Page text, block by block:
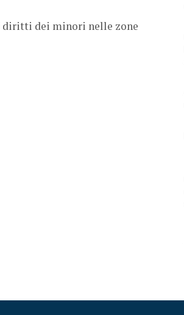
diritti dei minori nelle zone